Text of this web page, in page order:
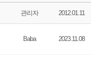
관리자 2012.01.11
Baba 2023.11.08